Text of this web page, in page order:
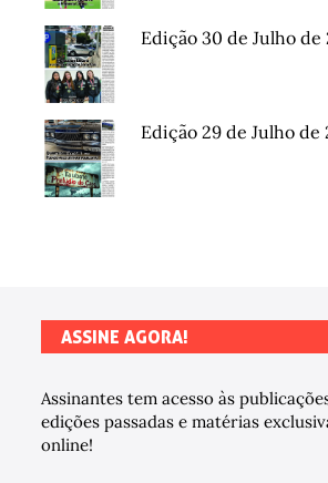
Edição 30 de Julho de
Edição 29 de Julho de
ASSINE AGORA!
Assinantes tem acesso às
edições passadas e matérias
online!